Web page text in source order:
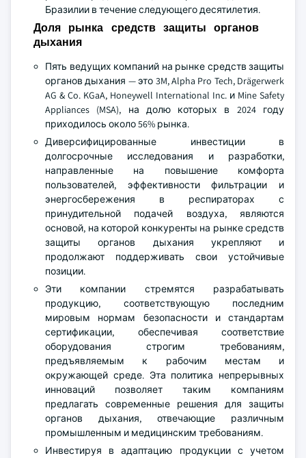
Бразилии в течение следующего десятилетия.
Доля рынка средств защиты органов
дыхания
Пять ведущих компаний на рынке средств защиты
органов дыхания — это 3M, Alpha Pro Tech, Drägerwerk
AG & Co. KGaA, Honeywell International Inc. и Mine Safety
Appliances (MSA), на долю которых в 2024 году
приходилось около 56% рынка.
Диверсифицированные инвестиции в
долгосрочные исследования и разработки,
направленные на повышение комфорта
пользователей, эффективности фильтрации и
энергосбережения в респираторах с
принудительной подачей воздуха, являются
основой, на которой конкуренты на рынке средств
защиты органов дыхания укрепляют и
продолжают поддерживать свои устойчивые
позиции.
Эти компании стремятся разрабатывать
продукцию, соответствующую последним
мировым нормам безопасности и стандартам
сертификации, обеспечивая соответствие
оборудования строгим требованиям,
предъявляемым к рабочим местам и
окружающей среде. Эта политика непрерывных
инноваций позволяет таким компаниям
предлагать современные решения для защиты
органов дыхания, отвечающие различным
промышленным и медицинским требованиям.
Инвестируя в адаптацию продукции с учетом